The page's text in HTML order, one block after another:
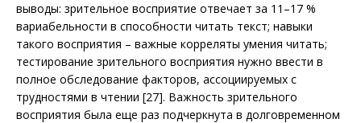
выводы: зрительное восприятие отвечает за 11–17 %
вариабельности в способности читать текст; навыки
такого восприятия – важные корреляты умения читать;
тестирование зрительного восприятия нужно ввести в
полное обследование факторов, ассоциируемых с
трудностями в чтении [27]. Важность зрительного
восприятия была еще раз подчеркнута в долговременном